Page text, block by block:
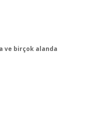
ve birçok alanda